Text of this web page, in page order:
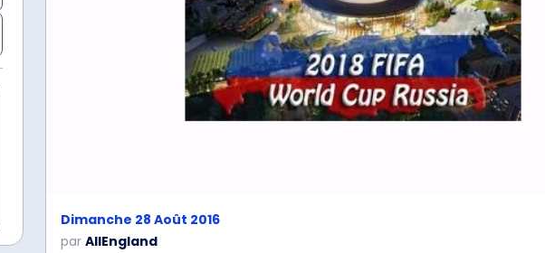
Dimanche 28 Août 2016
par AllEngland